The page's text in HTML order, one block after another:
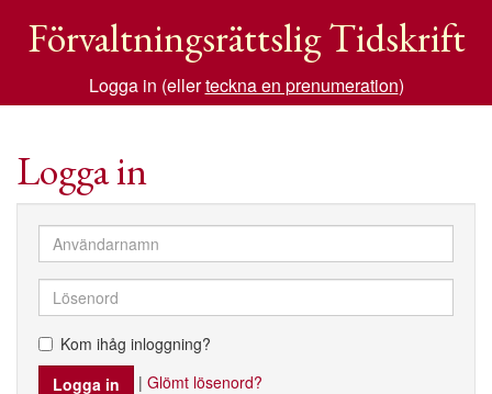
Förvaltningsrättslig Tidskrift
Logga in (ellerteckna en prenumeration)
Logga in
Kom ihåg inloggning?
| Glömt lösenord?